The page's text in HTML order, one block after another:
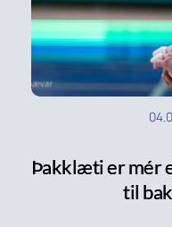
Þakklæti er mér
til